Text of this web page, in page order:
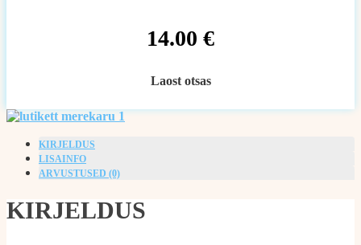
14.00 €
Laost otsas
KIRJELDUS
LISAINFO
ARVUSTUSED (0)
KIRJELDUS